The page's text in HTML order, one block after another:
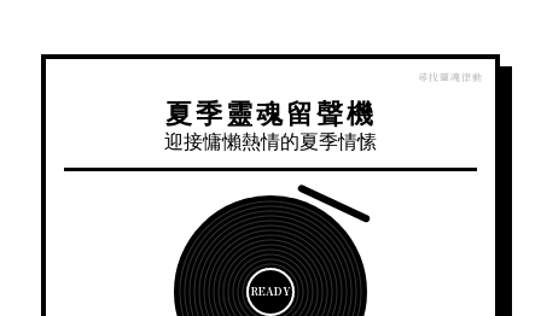
夏季靈魂留聲機
迎接慵懶熱情的夏季情愫
READY